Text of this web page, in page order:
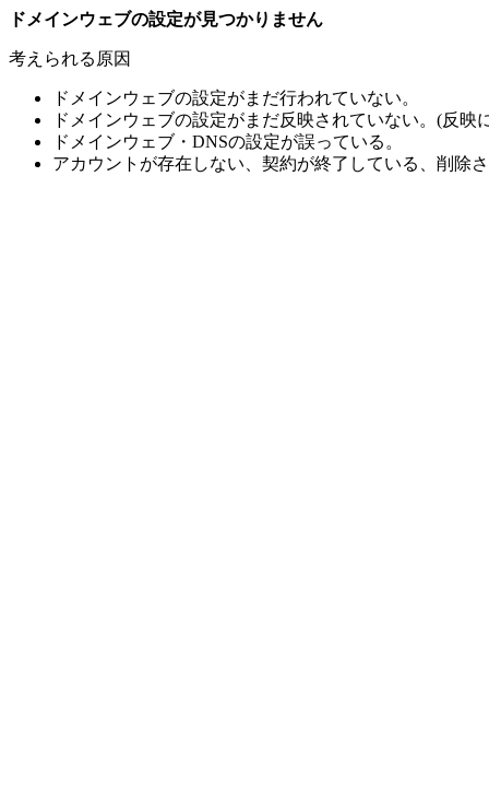
ドメインウェブの設定が見つかりません
考えられる原因
ドメインウェブの設定がまだ行われていない。
ドメインウェブの設定がまだ反映されていない。(反
ドメインウェブ・DNSの設定が誤っている。
アカウントが存在しない、契約が終了している、削除